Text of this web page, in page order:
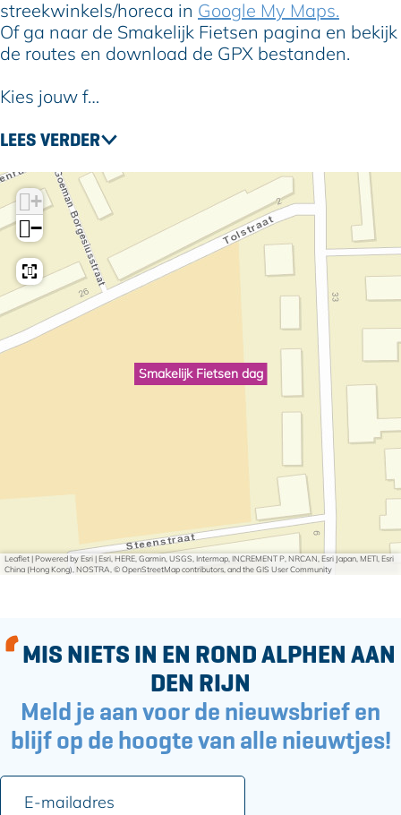
streekwinkels/horeca in Google My Maps.
Of ga naar de Smakelijk Fietsen pagina en bekijk
de routes en download de GPX bestanden.
Kies jouw f…
LEES VERDER
Smakelijk Fietsen dag
+
−
Leaflet|Powered by Esri | Esri, HERE, Garmin, USGS, Intermap, INCREMENT P, NRCAN, Esri Japan, METI, Esri
China (Hong Kong), NOSTRA, © OpenStreetMap contributors, and the GIS User Community
MIS NIETS IN EN ROND ALPHEN AAN
DEN RIJN
Meld je aan voor de nieuwsbrief en
blijf op de hoogte van alle nieuwtjes!
E